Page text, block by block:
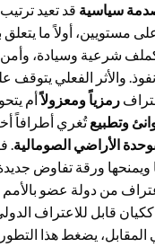
سياسية قد تعيد
مستويين، أولاً ما يتعلق
شرعية وسيادة، وأمن
والأثر الفعلي يتوقف
رمزياً ومعزولاًأم
وتطبيعتُغري أطرافاً
وحدة الأراضي الصومالية.
ورقة تفاوض
من دولة عضو بالأمم
ككيان قابل للاعتراف
المقابل، يضغط هذا